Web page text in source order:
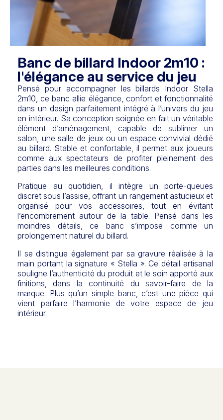
Banc de billard Indoor 2m10 :
l'élégance au service du jeu
Pensé pour accompagner les billards Indoor Stella
2m10, ce banc allie élégance, confort et fonctionnalité
dans un design parfaitement intégré à l’univers du jeu
en intérieur. Sa conception soignée en fait un véritable
élément d’aménagement, capable de sublimer un
salon, une salle de jeux ou un espace convivial dédié
au billard. Stable et confortable, il permet aux joueurs
comme aux spectateurs de profiter pleinement des
parties dans les meilleures conditions.
Pratique au quotidien, il intègre un porte-queues
discret sous l’assise, offrant un rangement astucieux et
organisé pour vos accessoires, tout en évitant
l’encombrement autour de la table. Pensé dans les
moindres détails, ce banc s’impose comme un
prolongement naturel du billard.
Il se distingue également par sa gravure réalisée à la
main portant la signature « Stella ». Ce détail artisanal
souligne l’authenticité du produit et le soin apporté aux
finitions, dans la continuité du savoir-faire de la
marque. Plus qu’un simple banc, c’est une pièce qui
vient parfaire l’harmonie de votre espace de jeu
intérieur.